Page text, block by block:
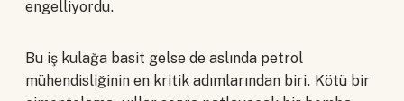
engelliyordu.
Bu iş kulağa basit gelse de aslında petrol
mühendisliğinin en kritik adımlarından biri. Kötü bir